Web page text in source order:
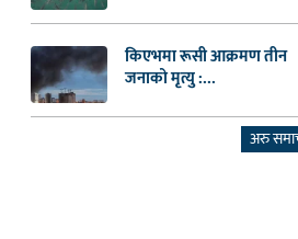
किएभमा रूसी आक्रमण तीन
जनाको मृत्यु :...
अरु